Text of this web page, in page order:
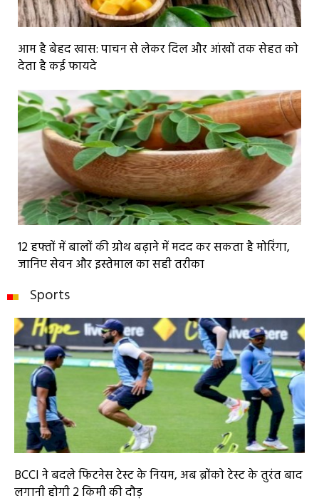
आम है बेहद खास: पाचन से लेकर दिल और आंखों तक सेहत को
देता है कई फायदे
12 हफ्तों में बालों की ग्रोथ बढ़ाने में मदद कर सकता है मोरिंगा,
जानिए सेवन और इस्तेमाल का सही तरीका
Sports
BCCI ने बदले फिटनेस टेस्ट के नियम, अब ब्रोंको टेस्ट के तुरंत बाद
लगानी होगी 2 किमी की दौड़